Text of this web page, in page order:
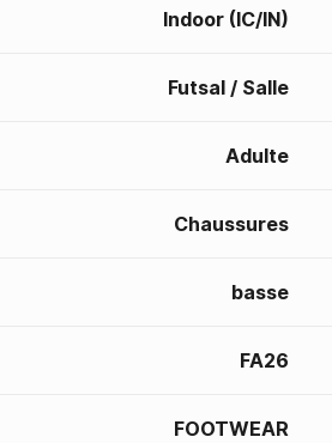
Indoor (IC/IN)
Futsal / Salle
Adulte
Chaussures
basse
FA26
FOOTWEAR